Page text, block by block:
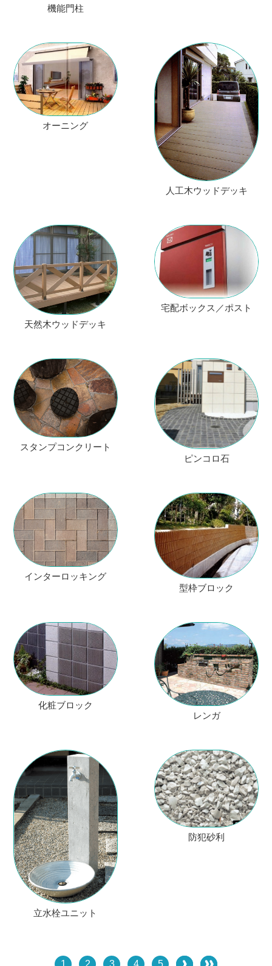
機能門柱
オーニング
人工木ウッドデッキ
天然木ウッドデッキ
宅配ボックス／ポスト
スタンプコンクリート
ピンコロ石
インターロッキング
型枠ブロック
化粧ブロック
レンガ
立水栓ユニット
防犯砂利
1 2 3 4 5